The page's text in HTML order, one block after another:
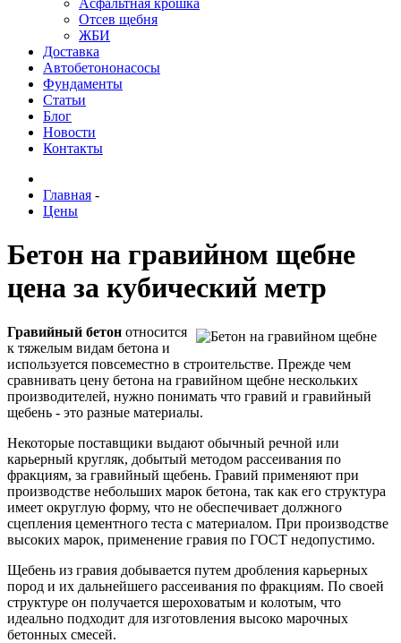
Асфальтная крошка
Отсев щебня
ЖБИ
Доставка
Автобетононасосы
Фундаменты
Статьи
Блог
Новости
Контакты
Главная -
Цены
Бетон на гравийном щебне
цена за кубический метр
Гравийный бетон относится
к тяжелым видам бетона и
используется повсеместно в строительстве. Прежде чем
сравнивать цену бетона на гравийном щебне нескольких
производителей, нужно понимать что гравий и гравийный
щебень - это разные материалы.
Некоторые поставщики выдают обычный речной или
карьерный кругляк, добытый методом рассеивания по
фракциям, за гравийный щебень. Гравий применяют при
производстве небольших марок бетона, так как его структура
имеет округлую форму, что не обеспечивает должного
сцепления цементного теста с материалом. При производстве
высоких марок, применение гравия по ГОСТ недопустимо.
Щебень из гравия добывается путем дробления карьерных
пород и их дальнейшего рассеивания по фракциям. По своей
структуре он получается шероховатым и колотым, что
идеально подходит для изготовления высоко марочных
бетонных смесей.